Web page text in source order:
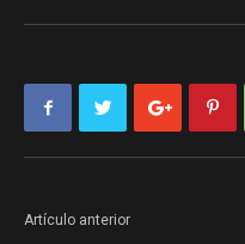
Artículo anterior